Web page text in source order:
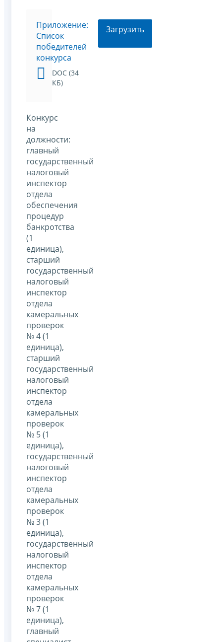
Приложение:
Список
победителей
конкурса
DOC (34
КБ)
Загрузить
Конкурс
на
должности:
главный
государственный
налоговый
инспектор
отдела
обеспечения
процедур
банкротства
(1
единица),
старший
государственный
налоговый
инспектор
отдела
камеральных
проверок
№ 4 (1
единица),
старший
государственный
налоговый
инспектор
отдела
камеральных
проверок
№ 5 (1
единица),
государственный
налоговый
инспектор
отдела
камеральных
проверок
№ 3 (1
единица),
государственный
налоговый
инспектор
отдела
камеральных
проверок
№ 7 (1
единица),
главный